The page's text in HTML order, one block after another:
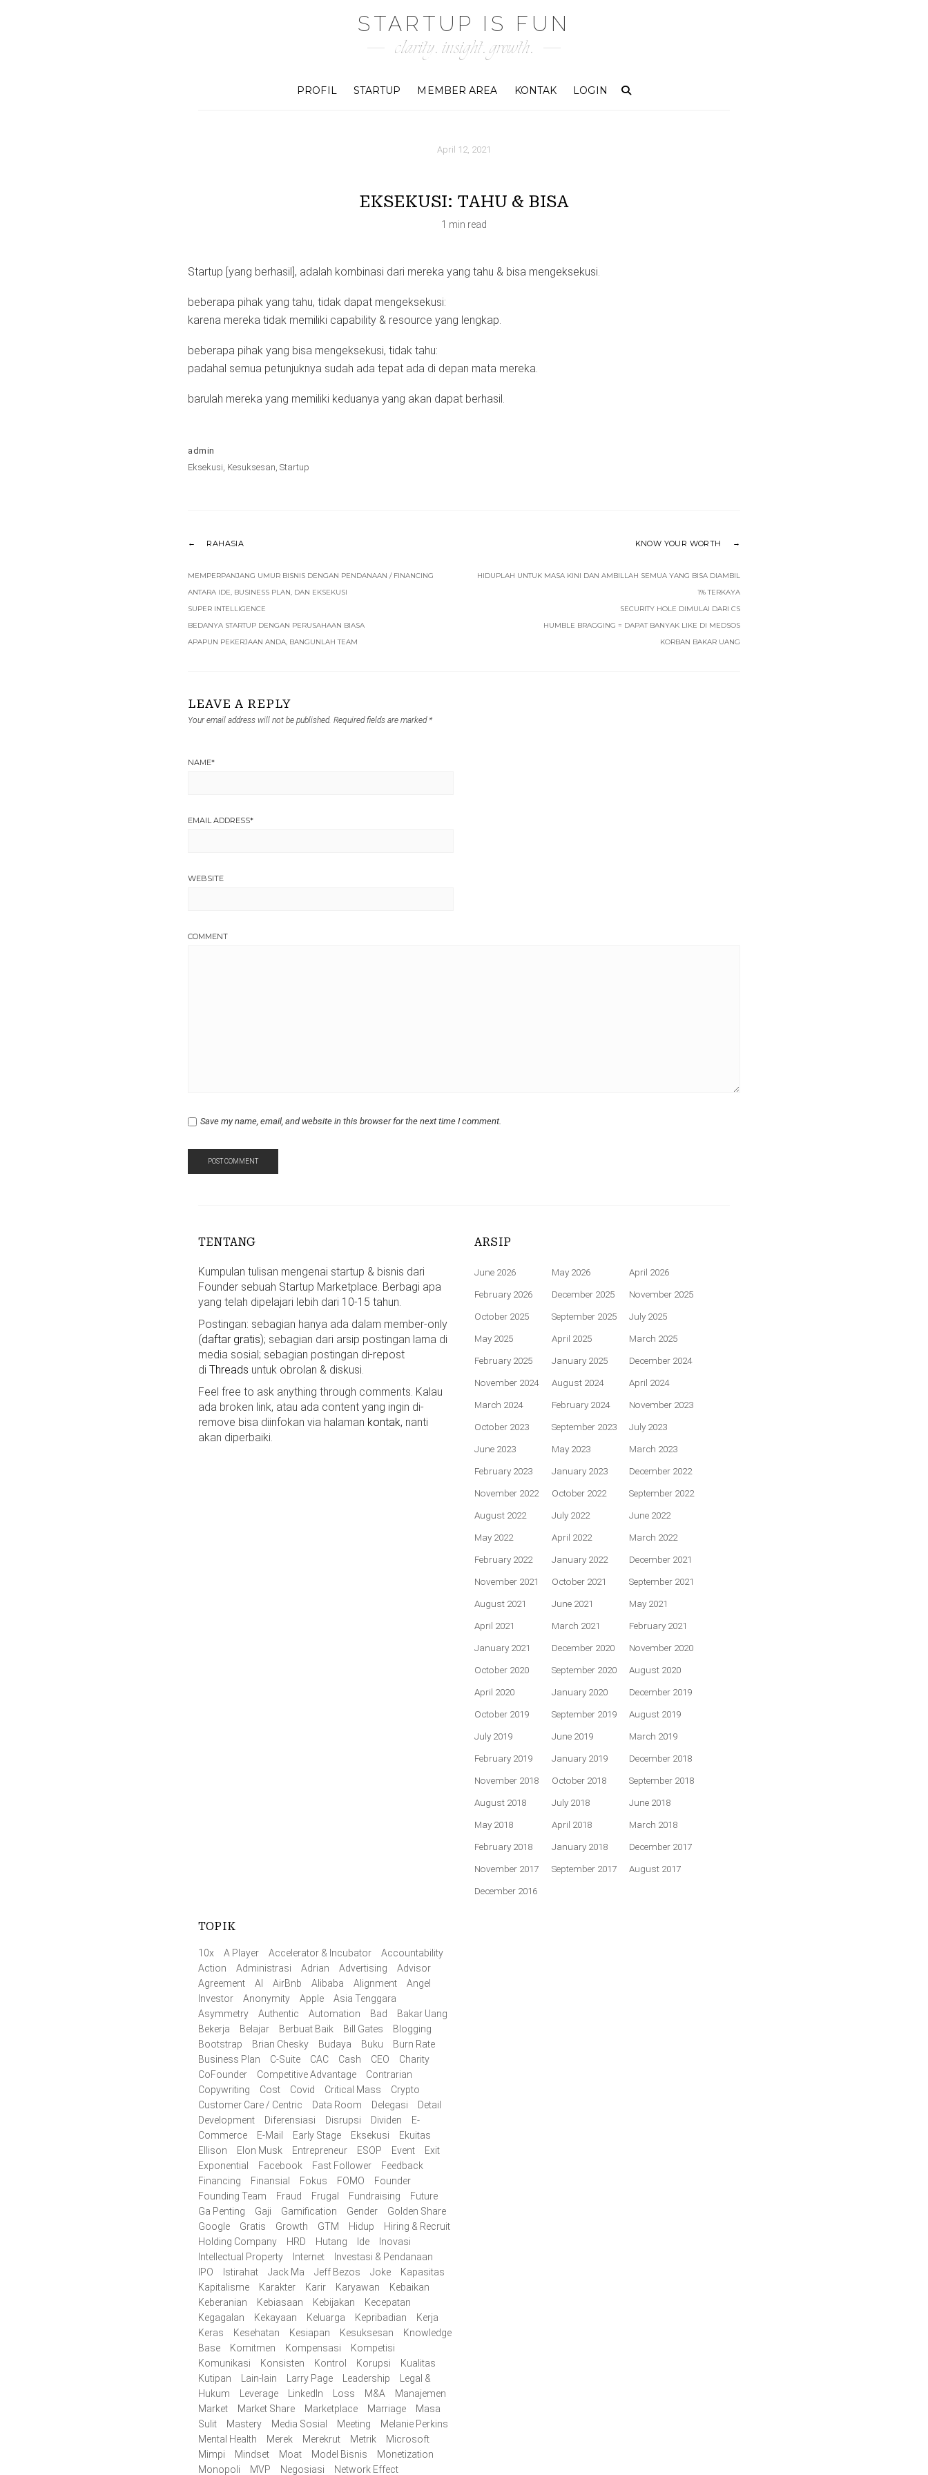
STARTUP IS FUN
clarity. insight. growth.
PROFIL STARTUP MEMBER AREA KONTAK LOGIN
April 12, 2021
EKSEKUSI: TAHU & BISA
1 min read
Startup [yang berhasil], adalah kombinasi dari mereka yang tahu & bisa mengeksekusi.
beberapa pihak yang tahu, tidak dapat mengeksekusi:
karena mereka tidak memiliki capability & resource yang lengkap.
beberapa pihak yang bisa mengeksekusi, tidak tahu:
padahal semua petunjuknya sudah ada tepat ada di depan mata mereka.
barulah mereka yang memiliki keduanya yang akan dapat berhasil.
admin
Eksekusi, Kesuksesan, Startup
RAHASIA KNOW YOUR WORTH
MEMPERPANJANG UMUR BISNIS DENGAN PENDANAAN / FINANCING
ANTARA IDE, BUSINESS PLAN, DAN EKSEKUSI
SUPER INTELLIGENCE
BEDANYA STARTUP DENGAN PERUSAHAAN BIASA
APAPUN PEKERJAAN ANDA, BANGUNLAH TEAM
HIDUPLAH UNTUK MASA KINI DAN AMBILLAH SEMUA YANG BISA DIAMBIL
1% TERKAYA
SECURITY HOLE DIMULAI DARI CS
HUMBLE BRAGGING = DAPAT BANYAK LIKE DI MEDSOS
KORBAN BAKAR UANG
LEAVE A REPLY
Your email address will not be published. Required fields are marked *
NAME*
EMAIL ADDRESS*
WEBSITE
COMMENT
Save my name, email, and website in this browser for the next time I comment.
TENTANG
Kumpulan tulisan mengenai startup & bisnis dari
Founder sebuah Startup Marketplace. Berbagi apa
yang telah dipelajari lebih dari 10-15 tahun.
Postingan: sebagian hanya ada dalam member-only
(daftar gratis); sebagian dari arsip postingan lama di
media sosial; sebagian postingan di-repost
di Threads untuk obrolan & diskusi.
Feel free to ask anything through comments. Kalau
ada broken link, atau ada content yang ingin di-
remove bisa diinfokan via halaman kontak, nanti
akan diperbaiki.
ARSIP
June 2026 May 2026
April 2026
February 2026
December 2025
November 2025
October 2025
September 2025
July 2025
May 2025
April 2025
March 2025
February 2025
January 2025
December 2024
November 2024
August 2024
April 2024
March 2024
February 2024
November 2023
October 2023
September 2023
July 2023
June 2023
May 2023
March 2023
February 2023
January 2023
December 2022
November 2022
October 2022
September 2022
August 2022
July 2022
June 2022
May 2022
April 2022
March 2022
February 2022
January 2022
December 2021
November 2021
October 2021
September 2021
August 2021
June 2021
May 2021
April 2021
March 2021
February 2021
January 2021
December 2020
November 2020
October 2020
September 2020
August 2020
April 2020
January 2020
December 2019
October 2019
September 2019
August 2019
July 2019
June 2019
March 2019
February 2019
January 2019
December 2018
November 2018
October 2018
September 2018
August 2018
July 2018
June 2018
May 2018
April 2018
March 2018
February 2018
January 2018
December 2017
November 2017
September 2017
August 2017
December 2016
TOPIK
10x A Player Accelerator & Incubator
Accountability
Action
Administrasi Adrian Advertising
Advisor
Agreement
AI AirBnb Alibaba Alignment
Angel
Investor
Anonymity Apple
Asia Tenggara
Asymmetry
Authentic Automation Bad
Bakar Uang
Bekerja
Belajar Berbuat Baik Bill Gates
Blogging
Bootstrap
Brian Chesky Budaya Buku
Burn Rate
Business Plan
C-Suite CAC Cash CEO
Charity
CoFounder
Competitive Advantage
Contrarian
Copywriting
Cost Covid Critical Mass
Crypto
Customer Care / Centric
Data Room Delegasi
Detail
Development
Diferensiasi Disrupsi Dividen
E-
Commerce
E-Mail Early Stage Eksekusi
Ekuitas
Ellison
Elon Musk Entrepreneur ESOP Event
Exit
Exponential
Facebook Fast Follower
Feedback
Financing
Finansial Fokus FOMO
Founder
Founding Team
Fraud Frugal Fundraising
Future
Ga Penting
Gaji Gamification Gender
Golden Share
Google
Gratis Growth GTM Hidup
Hiring & Recruit
Holding Company
HRD Hutang Ide
Inovasi
Intellectual Property
Internet
Investasi & Pendanaan
IPO
Istirahat Jack Ma Jeff Bezos Joke
Kapasitas
Kapitalisme
Karakter Karir Karyawan
Kebaikan
Keberanian
Kebiasaan Kebijakan
Kecepatan
Kegagalan
Kekayaan Keluarga Kepribadian
Kerja
Keras
Kesehatan Kesiapan Kesuksesan
Knowledge
Base
Komitmen Kompensasi
Kompetisi
Komunikasi
Konsisten Kontrol Korupsi
Kualitas
Kutipan
Lain-lain Larry Page Leadership
Legal &
Hukum
Leverage LinkedIn Loss M&A
Manajemen
Market
Market Share Marketplace Marriage
Masa
Sulit
Mastery Media Sosial Meeting
Melanie Perkins
Mental Health
Merek Merekrut Metrik
Microsoft
Mimpi
Mindset Moat Model Bisnis
Monetization
Monopoli
MVP Negosiasi Network Effect